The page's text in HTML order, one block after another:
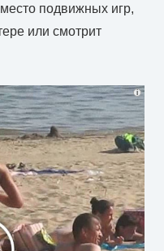
подвижных игр,
или смотрит
i